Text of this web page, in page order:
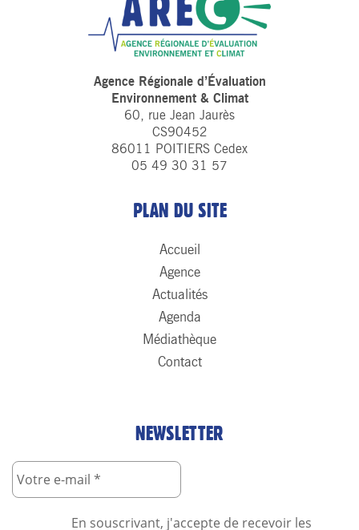
Agence Régionale d’Évaluation
Environnement & Climat
60, rue Jean Jaurès
CS90452
86011 POITIERS Cedex
05 49 30 31 57
PLAN DU SITE
Accueil
Agence
Actualités
Agenda
Médiathèque
Contact
NEWSLETTER
En souscrivant, j'accepte de recevoir les